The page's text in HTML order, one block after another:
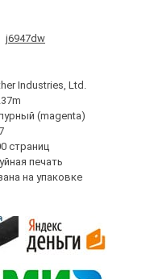
j6947dw
Industries, Ltd.
(magenta)
страниц
печать
на упаковке